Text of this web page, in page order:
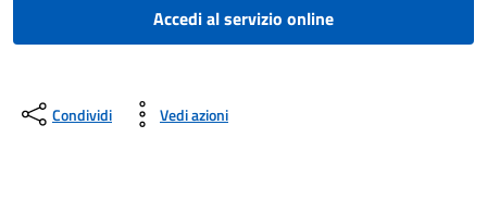
Accedi al servizio online
Condividi Vedi azioni